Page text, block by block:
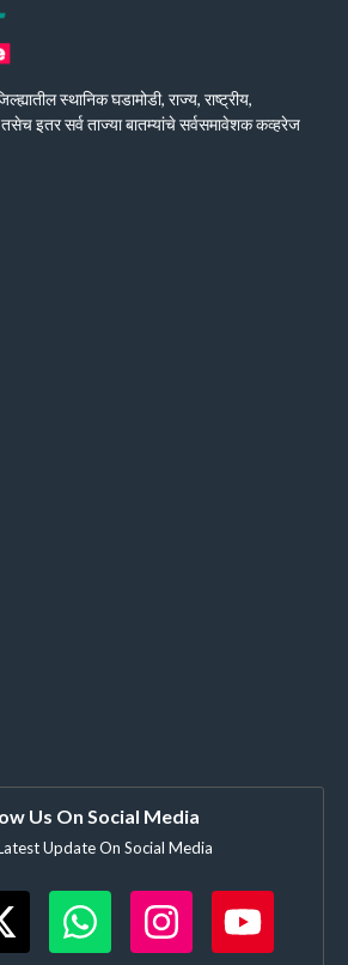
स्थानिक घडामोडी, राज्य, राष्ट्रीय,
इतर सर्व ताज्या बातम्यांचे सर्वसमावेशक कव्हरेज
Us On Social Media
Update On Social Media